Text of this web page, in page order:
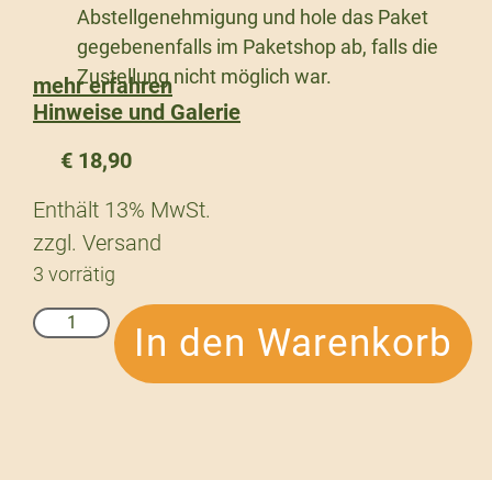
Abstellgenehmigung und hole das Paket
gegebenenfalls im Paketshop ab, falls die
Zustellung nicht möglich war.
mehr erfahren
Hinweise und Galerie
€ 18,90
Enthält 13% MwSt.
zzgl. Versand
3 vorrätig
In den Warenkorb